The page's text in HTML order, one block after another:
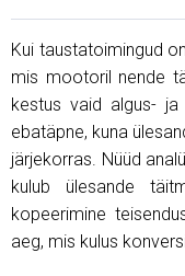
Kui taustatoimingud
mis mootoril nende
kestus vaid algus-
ebatäpne, kuna
järjekorras. Nüüd
kulub ülesande
kopeerimine
aeg, mis kulus